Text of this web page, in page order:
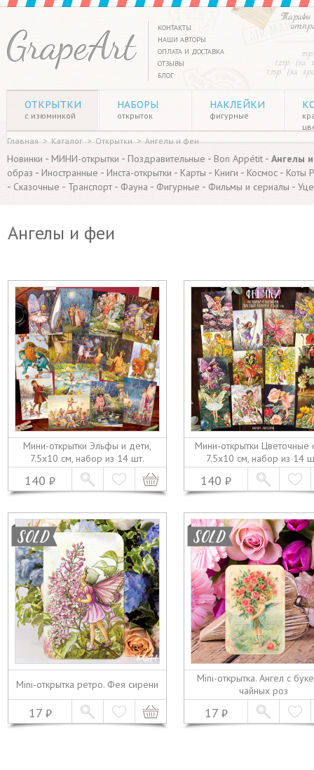
Тарифы
125р. (за
135р. (за
КОНТАКТЫ
НАШИ АВТОРЫ
ОПЛАТА И ДОСТАВКА
ОТЗЫВЫ
БЛОГ
ОТКРЫТКИ
с изюминкой
НАБОРЫ
открыток
НАКЛЕЙКИ
фигурные
Главная > Каталог > Открытки > Ангелы и феи
Новинки - МИНИ-открытки - Поздравительные - Bon Appétit - Ангелы
образ - Иностранные - Инста-открытки - Карты - Книги - Космос - Коты
- Сказочные - Транспорт- Фауна - Фигурные - Фильмы и сериалы -
Ангелы и феи
Мини-открытки Эльфы и дети,
7.5х10 см, набор из 14 шт.
140
Мини-открытки Цветочные
7.5х10 см, набор из 14
140
Mini-открытка ретро. Фея сирени
17
Mini-открытка. Ангел с
чайных роз
17